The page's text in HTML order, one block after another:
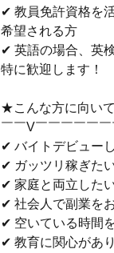
✔ 教員免許資格を
希望される方
✔ 英語の場合、英
特に歓迎します！
★こんな方に向い
￣￣V￣￣￣￣￣
✔ バイトデビュー
✔ ガッツリ稼ぎた
✔ 家庭と両立した
✔ 社会人で副業を
✔ 空いている時間
✔ 教育に関心があ